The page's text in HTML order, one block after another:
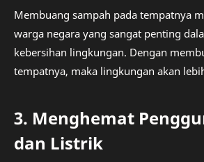
Membuang sampah pada tempatnya
warga negara yang sangat penting
kebersihan lingkungan. Dengan
tempatnya, maka lingkungan akan
3. Menghemat
dan Listrik